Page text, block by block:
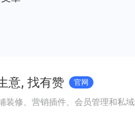
意, 找有赞 官网
修、营销插件、会员管理和私